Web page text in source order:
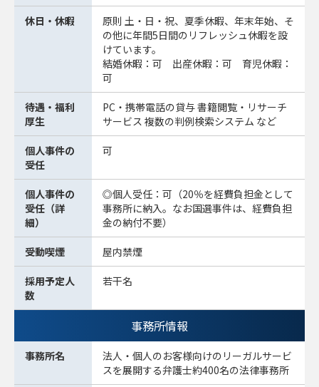
休日・休暇
原則 土・日・祝、夏季休暇、年末年始、そ
の他に年間5日間のリフレッシュ休暇を設
けています。
結婚休暇：可 出産休暇：可 育児休暇：
可
待遇・福利
厚生
PC・携帯電話の貸与 書籍閲覧・リサーチ
サービス 複数の判例検索システム など
個人事件の
受任
可
個人事件の
受任（詳
細）
◎個人受任：可（20％を経費負担金として
事務所に納入。なお国選事件は、経費負担
金の納付不要）
受動喫煙 屋内禁煙
採用予定人
数
若干名
事務所情報
事務所名
法人・個人のお客様向けのリーガルサービ
スを展開する弁護士約400名の法律事務所